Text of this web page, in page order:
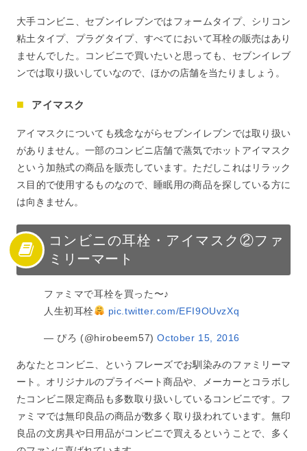
大手コンビニ、セブンイレブンではフォームタイプ、シリコン
粘土タイプ、プラグタイプ、すべてにおいて耳栓の販売はあり
ませんでした。コンビニで買いたいと思っても、セブンイレブ
ンでは取り扱いしていなので、ほかの店舗を当たりましょう。
アイマスク
アイマスクについても残念ながらセブンイレブンでは取り扱い
がありません。一部のコンビニ店舗で蒸気でホットアイマスク
という加熱式の商品を販売しています。ただしこれはリラック
ス目的で使用するものなので、睡眠用の商品を探している方に
は向きません。
コンビニの耳栓・アイマスク②ファ
ミリーマート
ファミマで耳栓を買った〜♪
人生初耳栓
pic.twitter.com/EFI9OUvzXq
— ぴろ (@hirobeem57)October 15, 2016
あなたとコンビニ、というフレーズでお馴染みのファミリーマ
ート。オリジナルのプライベート商品や、メーカーとコラボし
たコンビニ限定商品も多数取り扱いしているコンビニです。フ
ァミマでは無印良品の商品が数多く取り扱われています。無印
良品の文房具や日用品がコンビニで買えるということで、多く